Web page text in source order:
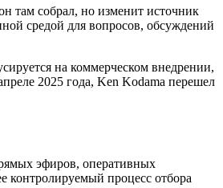
там собрал, но изменит источник
средой для вопросов, обсуждений
на коммерческом внедрении,
2025 года, Ken Kodama перешел
эфиров, оперативных
контролируемый процесс отбора